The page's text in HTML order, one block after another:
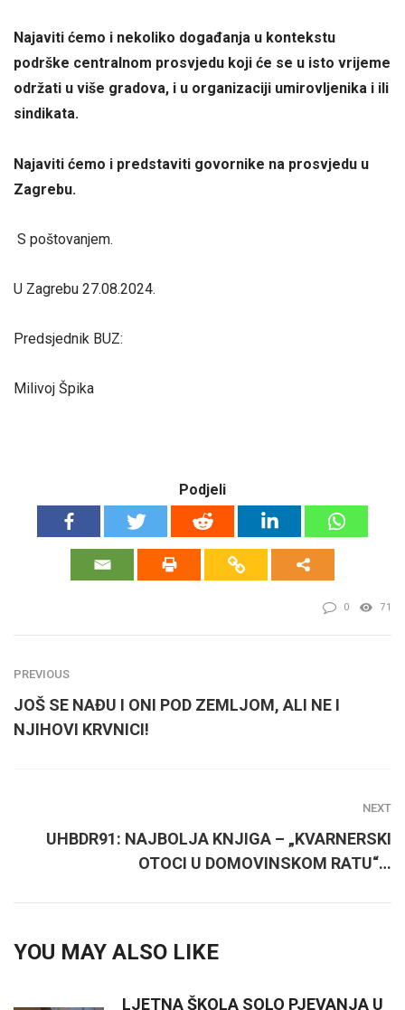
Najaviti ćemo i nekoliko događanja u kontekstu
podrške centralnom prosvjedu koji će se u isto vrijeme
održati u više gradova, i u organizaciji umirovljenika i ili
sindikata.
Najaviti ćemo i predstaviti govornike na prosvjedu u
Zagrebu.
S poštovanjem.
U Zagrebu 27.08.2024.
Predsjednik BUZ:
Milivoj Špika
Podjeli
0 71
PREVIOUS
JOŠ SE NAĐU I ONI POD ZEMLJOM, ALI NE I
NJIHOVI KRVNICI!
NEXT
UHBDR91: NAJBOLJA KNJIGA – „KVARNERSKI
OTOCI U DOMOVINSKOM RATU“…
YOU MAY ALSO LIKE
LJETNA ŠKOLA SOLO PJEVANJA U